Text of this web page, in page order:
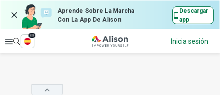
Aprende Sobre La Marcha
Con La App De Alison
Descargar
app
Explorar
es
Inicia sesión